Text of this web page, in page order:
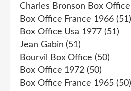
Charles Bronson Box Office
Box Office France 1966 (51)
Box Office Usa 1977 (51)
Jean Gabin (51)
Bourvil Box Office (50)
Box Office 1972 (50)
Box Office France 1965 (50)